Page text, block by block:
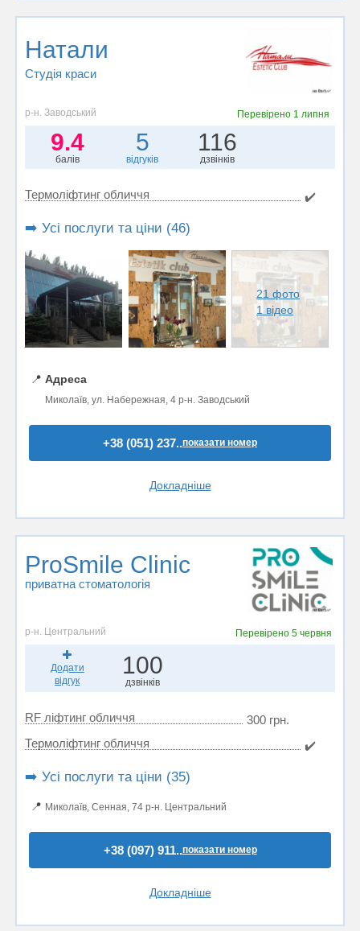
Натали
Студія краси
р-н. Заводський Перевірено 1 липня
9.4
балів
5
відгуків
116
дзвінків
Термоліфтинг обличчя ✔️
➡️ Усі послуги та ціни (46)
21 фото
1 відео
📍 Адреса
Миколаїв, ул. Набережная, 4 р-н. Заводський
+38 (051) 237..показати номер
Докладніше
ProSmile Clinic
приватна стоматологія
р-н. Центральний Перевірено 5 червня
Додати
відгук
100
дзвінків
RF ліфтинг обличчя
300 грн.
Термоліфтинг обличчя
✔️
➡️ Усі послуги та ціни (35)
📍 Миколаїв, Сенная, 74 р-н. Центральний
+38 (097) 911..показати номер
Докладніше